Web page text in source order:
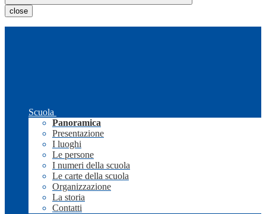
close
Scuola
Panoramica
Presentazione
I luoghi
Le persone
I numeri della scuola
Le carte della scuola
Organizzazione
La storia
Contatti